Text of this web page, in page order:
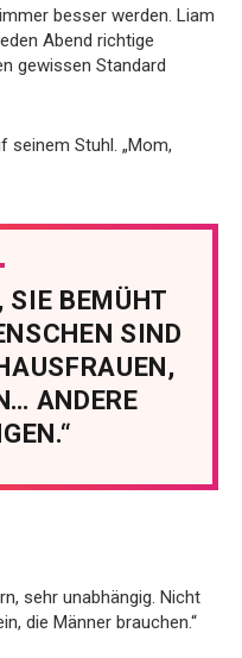
besser werden. Liam
Abend richtige
gewissen Standard
seinem Stuhl. „Mom,
SIE BEMÜHT
SIND
ANDERE
sehr unabhängig. Nicht
die Männer brauchen.“